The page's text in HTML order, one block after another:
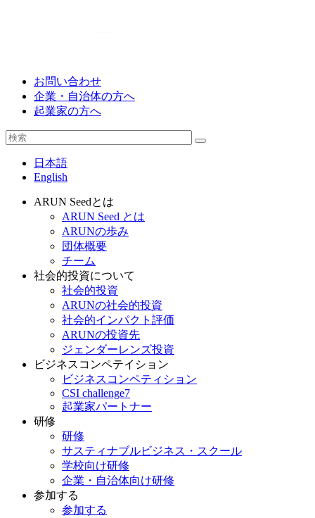
お問い合わせ
企業・自治体の方へ
起業家の方へ
日本語
English
ARUN Seedとは
ARUN Seed とは
ARUNの歩み
団体概要
チーム
社会的投資について
社会的投資
ARUNの社会的投資
社会的インパクト評価
ARUNの投資先
ジェンダーレンズ投資
ビジネスコンペテイション
ビジネスコンペティション
CSI challenge7
起業家パートナー
研修
研修
サスティナブルビジネス・スクール
学校向け研修
企業・自治体向け研修
参加する
参加する